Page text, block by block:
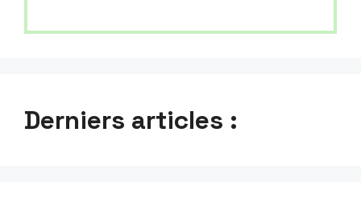
Derniers articles :